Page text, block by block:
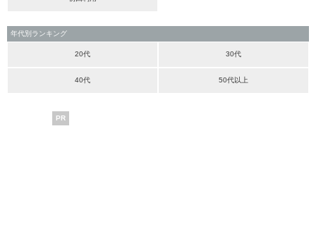
年代別ランキング
20代 30代
40代 50代以上
PR